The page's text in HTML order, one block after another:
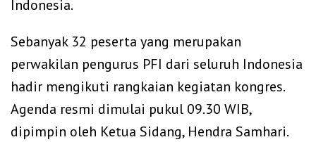
Indonesia.
‎Sebanyak 32 peserta yang merupakan
perwakilan pengurus PFI dari seluruh Indonesia
hadir mengikuti rangkaian kegiatan kongres.
Agenda resmi dimulai pukul 09.30 WIB,
dipimpin oleh Ketua Sidang, Hendra Samhari.